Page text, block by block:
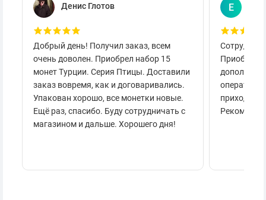
Денис Глотов
Добрый день! Получил заказ, всем
очень доволен. Приобрел набор 15
монет Турции. Серия Птицы. Доставили
заказ вовремя, как и договаривались.
Упакован хорошо, все монетки новые.
Ещё раз, спасибо. Буду сотрудничать с
магазином и дальше. Хорошего дня!
Е
приходило